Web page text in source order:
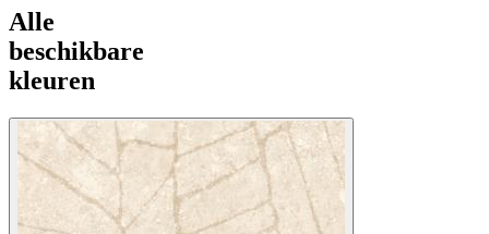
Alle
beschikbare
kleuren